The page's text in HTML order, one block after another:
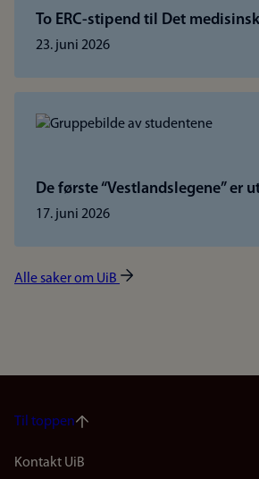
To ERC-stipend til Det
23. juni 2026
De første “Vestlandslegene” er
17. juni 2026
Alle saker om UiB
Til toppen
Footer
Kontakt UiB